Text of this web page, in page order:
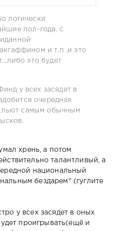
логически
пол-года, с
и т.п ,и это
это будет
у всех засядет в
очередная
самым обычным
хрень, а потом
талантливый, а
национальный
бездарем" (гуглите
у всех засядет в оных
проигрывать(ещё и